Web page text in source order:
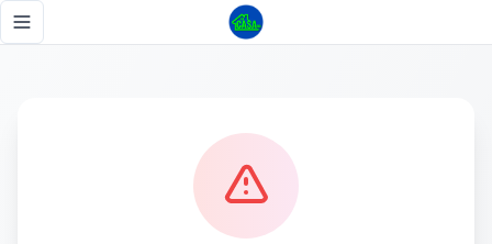
Toggle navigation menu
Página no encontrada - Tu Casa RD